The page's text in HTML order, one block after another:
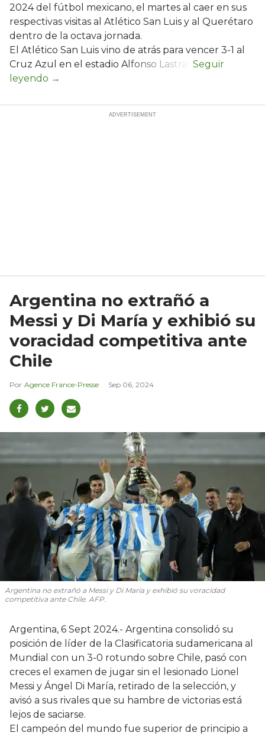
2024 del fútbol mexicano, el martes al caer en sus
respectivas visitas al Atlético San Luis y al Querétaro
dentro de la octava jornada.
El Atlético San Luis vino de atrás para vencer 3-1 al
Cruz Azul en el estadio Alfonso Lastras.
Argentina no extrañó a
Messi y Di María y exhibió su
voracidad competitiva ante
Chile
Agence France-Presse Sep 06, 2024
Argentina no extrañó a Messi y Di María y exhibió su voracidad
competitiva ante Chile. AFP.
Argentina, 6 Sept 2024.- Argentina consolidó su
posición de líder de la Clasificatoria sudamericana al
Mundial con un 3-0 rotundo sobre Chile, pasó con
creces el examen de jugar sin el lesionado Lionel
Messi y Ángel Di María, retirado de la selección, y
avisó a sus rivales que su hambre de victorias está
lejos de saciarse.
El campeón del mundo fue superior de principio a